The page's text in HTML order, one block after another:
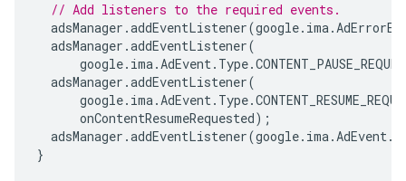
// Add listeners to the required events.
adsManager .addEventListener(google. ima.
adsManager .addEventListener(
google. ima.AdEvent. Type.
adsManager .addEventListener(
google. ima.AdEvent. Type.
onContentResumeRequested);
adsManager .addEventListener(google. ima.AdEvent.
}